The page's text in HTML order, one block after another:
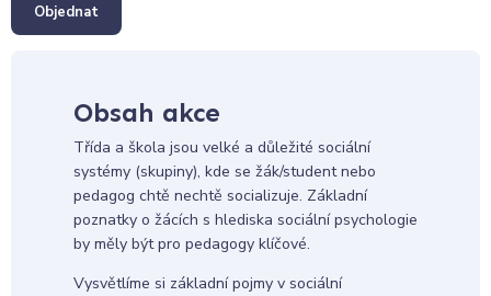
Objednat
Obsah akce
Třída a škola jsou velké a důležité sociální
systémy (skupiny), kde se žák/student nebo
pedagog chtě nechtě socializuje. Základní
poznatky o žácích s hlediska sociální psychologie
by měly být pro pedagogy klíčové.
Vysvětlíme si základní pojmy v sociální